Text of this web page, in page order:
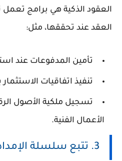
العقود الذكية هي برامج تعمل
العقد عند تحققها، مثل:
تأمين المدفوعات عند
تنفيذ اتفاقيات
تسجيل ملكية الأصول
الأعمال الفنية.
3. تتبع سلسلة الإمداد (Supply Chain)